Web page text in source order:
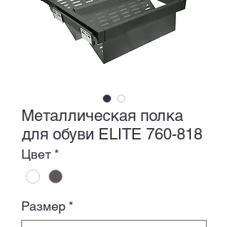
Металлическая полка
для обуви ELITE 760-818
Цвет *
Размер *